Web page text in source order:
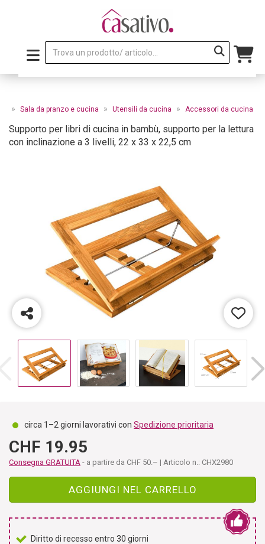
» Sala da pranzo e cucina » Utensili da cucina » Accessori da cucina
Supporto per libri di cucina in bambù, supporto per la lettura
con inclinazione a 3 livelli, 22 x 33 x 22,5 cm
circa 1–2 giorni lavorativi con Spedizione prioritaria
CHF 19.95
Consegna GRATUITA - a partire da CHF 50.– | Articolo n.: CHX2980
AGGIUNGI NEL CARRELLO
Diritto di recesso entro 30 giorni